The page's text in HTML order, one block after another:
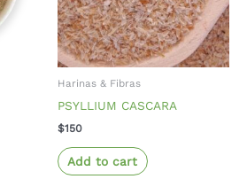
Harinas & Fibras
PSYLLIUM CASCARA
$150
Add to cart